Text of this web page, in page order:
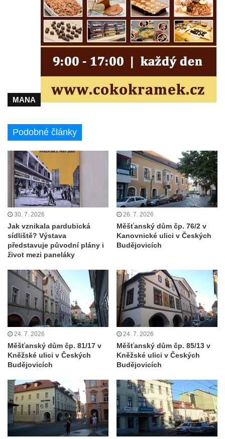
MANA
Podobné články
30. 7. 2026
Jak vznikala pardubická
sídliště? Výstava
představuje původní plány i
život mezi paneláky
26. 7. 2026
Měšťanský dům čp. 76/2 v
Kanovnické ulici v Českých
Budějovicích
24. 7. 2026
Měšťanský dům čp. 81/17 v
Kněžské ulici v Českých
Budějovicích
24. 7. 2026
Měšťanský dům čp. 85/13 v
Kněžské ulici v Českých
Budějovicích